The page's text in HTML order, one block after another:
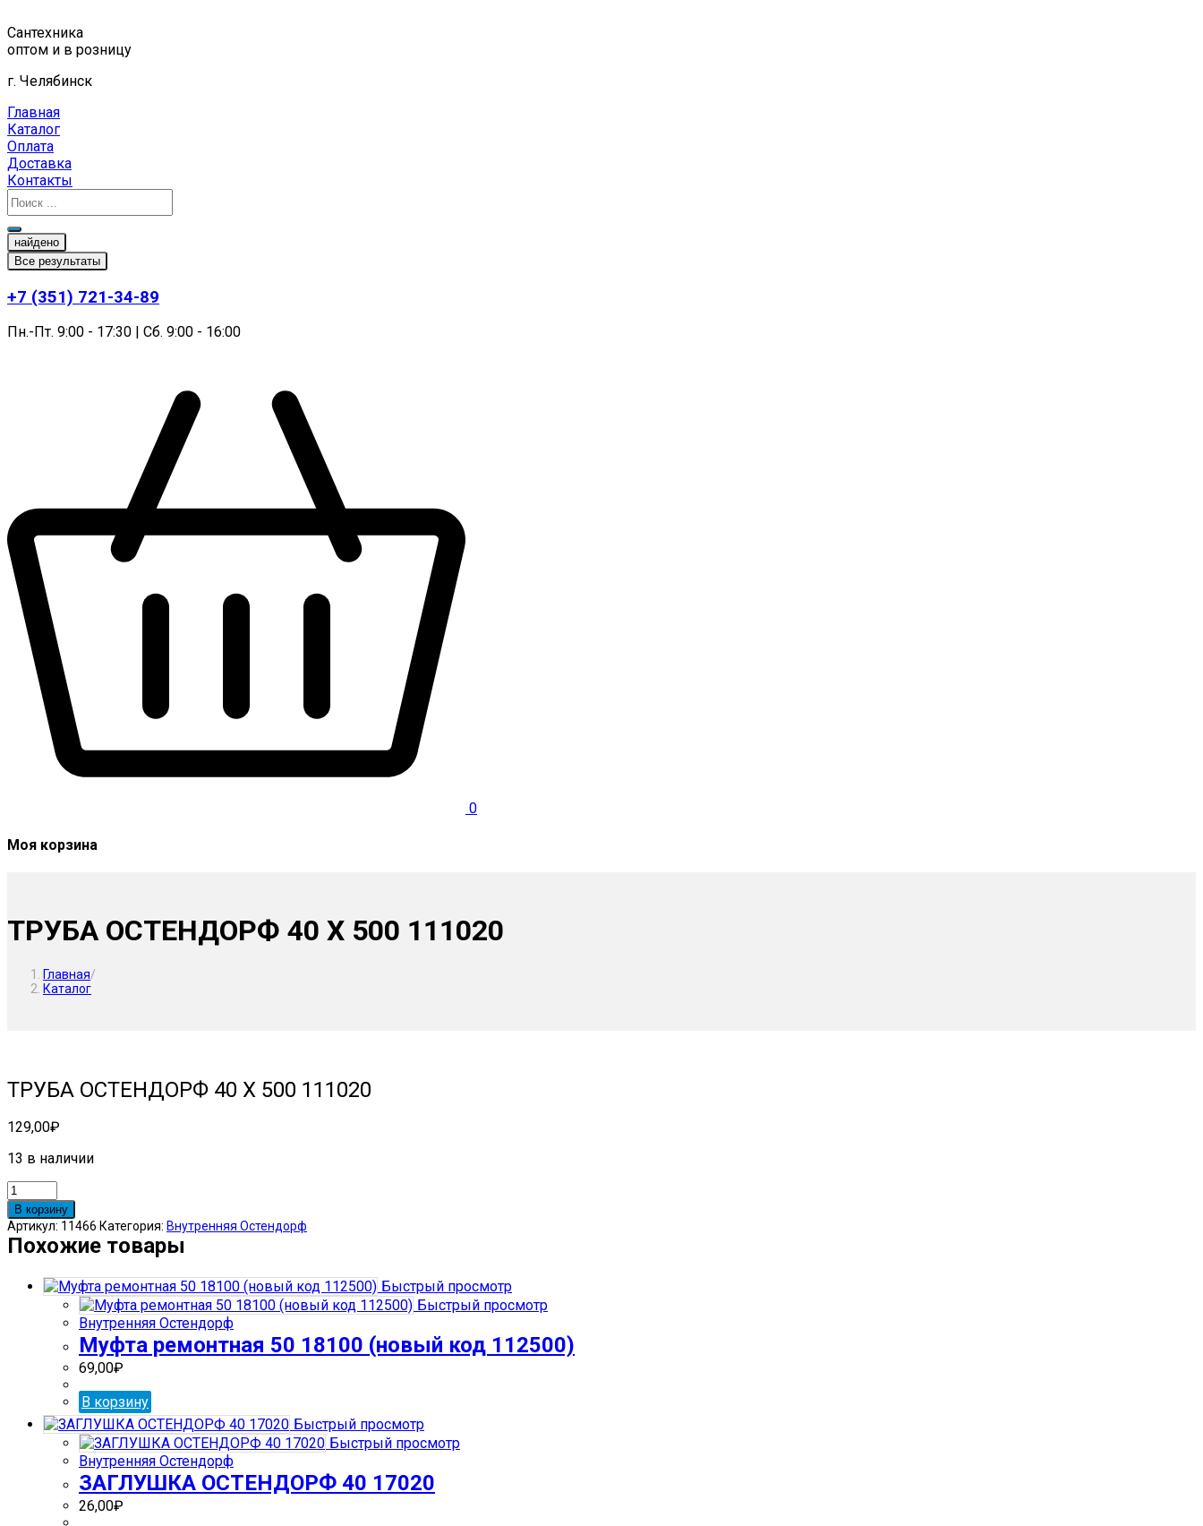
к
содержимому
Сантехника
оптом и в розницу
г. Челябинск
Главная
Каталог
Оплата
Доставка
Контакты
найдено
Все результаты
+7 (351) 721-34-89
Пн.-Пт. 9:00 - 17:30 | Сб. 9:00 - 16:00
0
Моя корзина
ТРУБА ОСТЕНДОРФ 40 Х 500 111020
Главная/
Каталог
ТРУБА ОСТЕНДОРФ 40 Х 500 111020
129,00₽
13 в наличии
Количество
товара
ТРУБА
ОСТЕНДОРФ
40
500
В корзину
Артикул: 11466 Категория: Внутренняя Остендорф
Похожие товары
Быстрый просмотр
Быстрый просмотр
Внутренняя Остендорф
Муфта ремонтная 50 18100 (новый код 112500)
69,00₽
В корзину
Быстрый просмотр
Быстрый просмотр
Внутренняя Остендорф
ЗАГЛУШКА ОСТЕНДОРФ 40 17020
26,00₽